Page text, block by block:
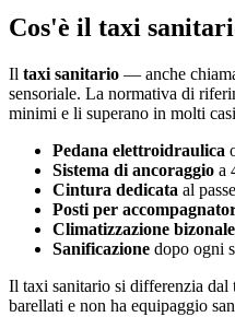
Cos'è il taxi
Il taxi sanitario — anche
sensoriale. La normativa di
minimi e li superano in molti
Pedana elettroidraulica
Sistema di ancoraggio a
Cintura dedicata al
Posti per
Climatizzazione bizonale
Sanificazione dopo ogni
Il taxi sanitario si differenzia dal
barellati e non ha equipaggio